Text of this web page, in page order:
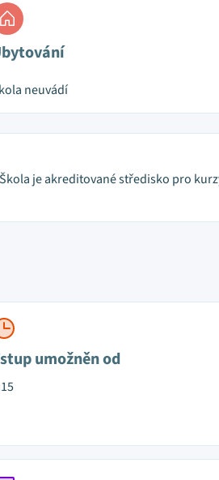
neuvádí
je akreditované středisko pro
umožněn od